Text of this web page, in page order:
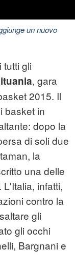
un nuovo
gli
, gara
2015. Il
basket in
dopo la
di soli due
la
una delle
infatti,
contro la
gli
gli occhi
Bargnani e